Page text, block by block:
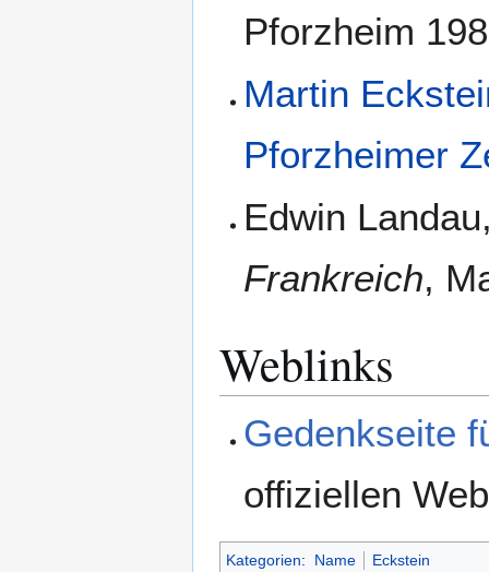
Pforzheim
Martin
Pforzheimer
Edwin
Frankreich,
Weblinks
Gedenkseite
offiziellen
Kategorien: Name Eckstein